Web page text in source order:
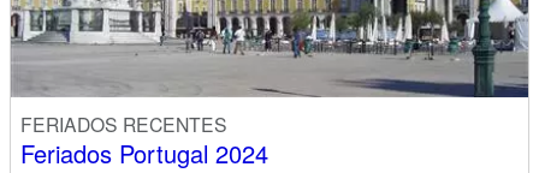
FERIADOS RECENTES
Feriados Portugal 2024